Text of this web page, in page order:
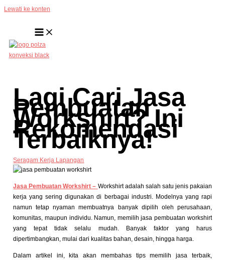
Lewati ke konten
Lagi Cari Jasa
Pembuatan
Workshirt? Ini
Rekomendasi
Terbaiknya!
Seragam Kerja Lapangan
Jasa Pembuatan Workshirt – Workshirt adalah salah satu jenis pakaian
kerja yang sering digunakan di berbagai industri. Modelnya yang rapi
namun tetap nyaman membuatnya banyak dipilih oleh perusahaan,
komunitas, maupun individu. Namun, memilih jasa pembuatan workshirt
yang tepat tidak selalu mudah. Banyak faktor yang harus
dipertimbangkan, mulai dari kualitas bahan, desain, hingga harga.
Dalam artikel ini, kita akan membahas tips memilih jasa terbaik,